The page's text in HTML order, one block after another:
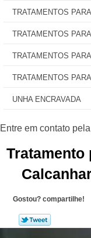
TRATAMENTOS
TRATAMENTOS
TRATAMENTOS
TRATAMENTOS
UNHA ENCRAVADA
Tratamento
Gostou? compartilhe!